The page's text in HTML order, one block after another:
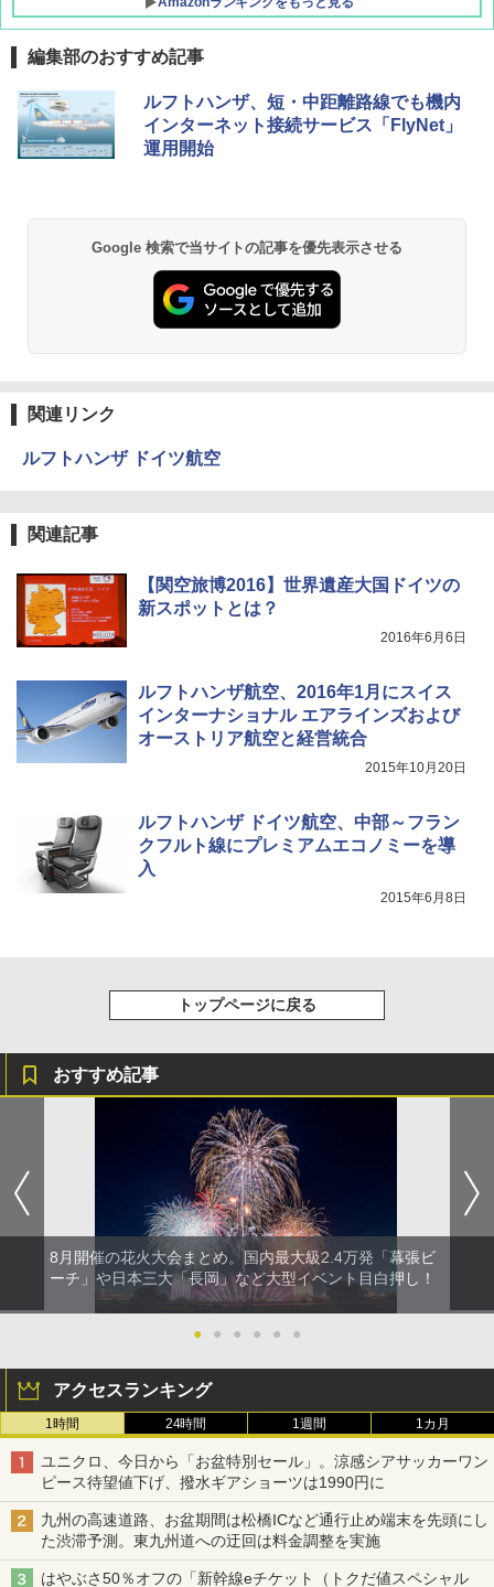
[キャンパーズコレクション 山善] ポップアッ
プテント 傘みたいに広げて畳める パッとサ
ッとサンシェード キューブ フルクローズ メ
ッシュ 簡単設置 ワンタッチテント キャンプ
PYKES PEAK (パイクスピーク) 着替えテン
ト プライバシー テント 【中が透けない】 1
人用 折りたたみ 防災グッズ 災害用トイレ ビ
ーチ ピクニック ポップアップテント 携帯 簡
ENDLESS BASE 《めざましテレビで紹介》
テント ワンタッチ RENEW 幅200 2-3人用 43
[キャンパーズコレクション 山善] 傘みたいに
広げるだけ パッとサッとテント ブラックコ
ーティング フルクローズ メッシュ 3-4人用
簡単設置 ポップアップテント エクルベージ
￥9,990
[キャンパーズコレクション 山善] 傘みたいに
ッシュ 4人用 簡単設置 ポップアップテント P
ATCW-150B エクルベージュ
GRANDOOR ステンレス保冷剤 2個セット 2
026リニューアル 急速冷凍 空間倍増 衛生的
コンパクト 保冷力長持ち
ラソル ガーデン サイトシート付 折りたたみ
防水 UVカット 4段階高さ調整 軽量 収納袋付
き
￥6,459
秒）射程5～10m 安全ロック搭載 携帯収納袋
付き ヒグマ・イノシシ対策 自治体・教育機
ポインターライト 強力 小型 緑色/赤色/青紫色
USB充電式 高精度 超長距離照射 長時間使用
ンパクト多機能設計 持ち運び便利 アウトド
ア/オフィス/教育現場/展示会用 緑
￥1,180
ブラックラバーコーティング UPF50+ UVカ
ット 5000mm耐水圧 210D生地 遮光
編集部のおすすめ記事
ルフトハンザ、短・中距離路線でも機内
インターネット接続サービス「FlyNet」
運用開始
Google 検索で当サイトの記事を優先表示させる
関連リンク
ルフトハンザ ドイツ航空
関連記事
【関空旅博2016】世界遺産大国ドイツの
新スポットとは？
2016年6月6日
ルフトハンザ航空、2016年1月にスイス
インターナショナル エアラインズおよび
オーストリア航空と経営統合
2015年10月20日
ルフトハンザ ドイツ航空、中部～フラン
クフルト線にプレミアムエコノミーを導
入
2015年6月8日
トップページに戻る
おすすめ記事
8月開催の花火大会まとめ。国内最大級2.4万発「幕張ビ
ーチ」や日本三大「長岡」など大型イベント目白押し！
● ● ● ● ● ●
アクセスランキング
1時間 24時間 1週間 1カ月
ユニクロ、今日から「お盆特別セール」。涼感シアサッカーワン
ピース待望値下げ、撥水ギアショーツは1990円に
九州の高速道路、お盆期間は松橋ICなど通行止め端末を先頭にし
た渋滞予測。東九州道への迂回は料金調整を実施
はやぶさ50％オフの「新幹線eチケット（トクだ値スペシャル